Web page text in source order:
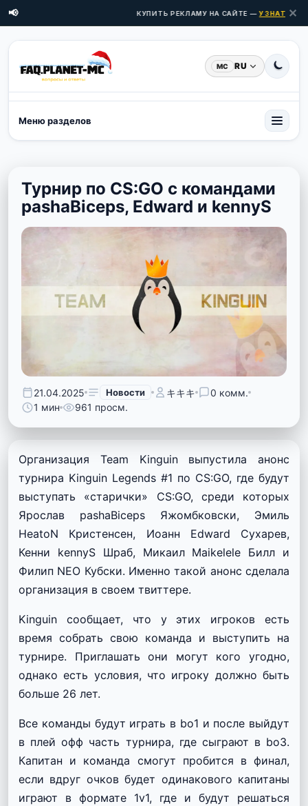
📢 КУПИТЬ РЕКЛАМУ НА САЙТЕ —УЗНАТЬ ✕
MC RU
Меню разделов
Турнир по CS:GO с командами
pashaBiceps, Edward и kennyS
21.04.2025 Новости キキキ
0 комм.
1 мин
961 просм.
Организация Team Kinguin выпустила анонс
турнира Kinguin Legends #1 по CS:GO, где будут
выступать «старички» CS:GO, среди которых
Ярослав pashaBiceps Яжомбковски, Эмиль
HeatoN Кристенсен, Иоанн Edward Сухарев,
Кенни kennyS Шраб, Микаил Maikelele Билл и
Филип NEO Кубски. Именно такой анонс сделала
организация в своем твиттере.
Kinguin сообщает, что у этих игроков есть
время собрать свою команда и выступить на
турнире. Приглашать они могут кого угодно,
однако есть условия, что игроку должно быть
больше 26 лет.
Все команды будут играть в bo1 и после выйдут
в плей офф часть турнира, где сыграют в bo3.
Капитан и команда смогут пробится в финал,
если вдруг очков будет одинакового капитаны
играют в формате 1v1, где и будут решаться